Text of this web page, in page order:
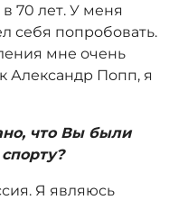
70 лет. У меня
себя попробовать.
мне очень
Александр Попп, я
что Вы были
Я являюсь